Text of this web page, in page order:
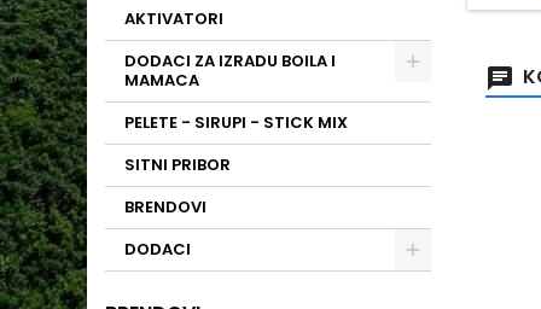
AKTIVATORI
DODACI ZA IZRADU BOILA I
MAMACA
PELETE - SIRUPI - STICK MIX
SITNI PRIBOR
BRENDOVI
DODACI